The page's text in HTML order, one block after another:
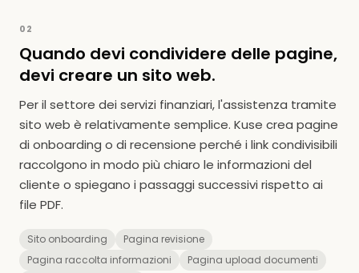
02
Quando devi condividere delle pagine,
devi creare un sito web.
Per il settore dei servizi finanziari, l'assistenza tramite
sito web è relativamente semplice. Kuse crea pagine
di onboarding o di recensione perché i link condivisibili
raccolgono in modo più chiaro le informazioni del
cliente o spiegano i passaggi successivi rispetto ai
file PDF.
Sito onboarding
Pagina revisione
Pagina raccolta informazioni
Pagina upload documenti